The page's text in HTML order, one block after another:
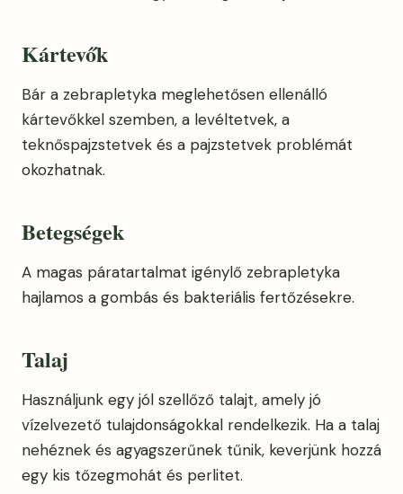
Kártevők
Bár a zebrapletyka meglehetősen ellenálló
kártevőkkel szemben, a levéltetvek, a
teknőspajzstetvek és a pajzstetvek problémát
okozhatnak.
Betegségek
A magas páratartalmat igénylő zebrapletyka
hajlamos a gombás és bakteriális fertőzésekre.
Talaj
Használjunk egy jól szellőző talajt, amely jó
vízelvezető tulajdonságokkal rendelkezik. Ha a talaj
nehéznek és agyagszerűnek tűnik, keverjünk hozzá
egy kis tőzegmohát és perlitet.